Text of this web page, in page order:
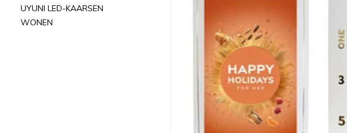
UYUNI LED-KAARSEN
WONEN